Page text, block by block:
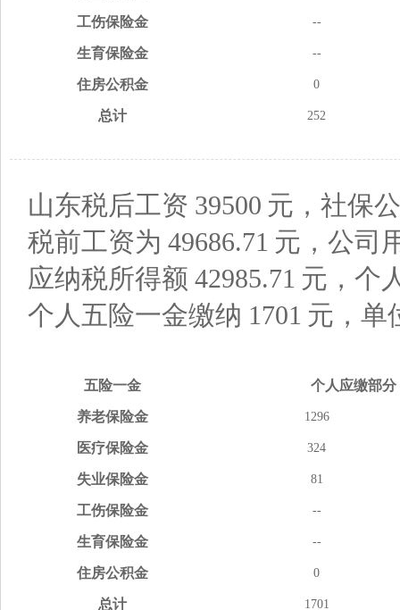
工伤保险金 --
生育保险金 --
住房公积金 0
总计 252
山东税后工资 39500 元，社保
税前工资为 49686.71 元，公司
应纳税所得额 42985.71 元，个
个人五险一金缴纳 1701 元，单
五险一金 个人应缴部分
养老保险金 1296
医疗保险金 324
失业保险金 81
工伤保险金 --
生育保险金 --
住房公积金 0
总计 1701